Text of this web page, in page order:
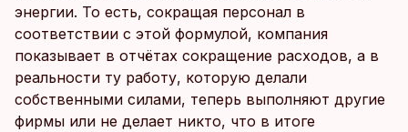
энергии. То есть, сокращая персонал в
соответствии с этой формулой, компания
показывает в отчётах сокращение расходов, а в
реальности ту работу, которую делали
собственными силами, теперь выполняют другие
фирмы или не делает никто, что в итоге